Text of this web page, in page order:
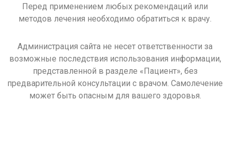
Перед применением любых рекомендаций или
методов лечения необходимо обратиться к врачу.
Администрация сайта не несет ответственности за
возможные последствия использования информации,
представленной в разделе «Пациент», без
предварительной консультации с врачом. Самолечение
может быть опасным для вашего здоровья.